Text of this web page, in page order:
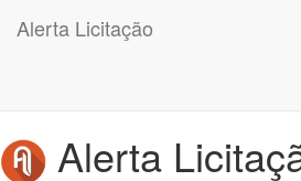
Alerta Licitação
Alerta